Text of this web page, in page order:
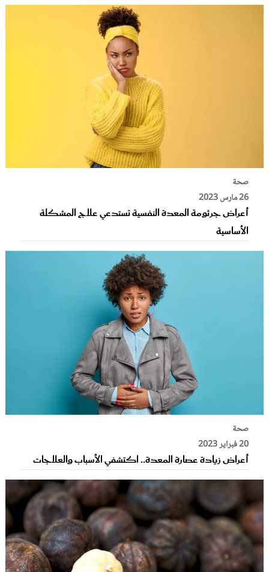
صحة
26 مارس 2023
أعراض جرثومة المعدة النفسية تستدعي علاج المشكلة
الأساسية
صحة
20 فبراير 2023
أعراض زيادة عصارة المعدة.. اكتشفي الأسباب والعلاجات